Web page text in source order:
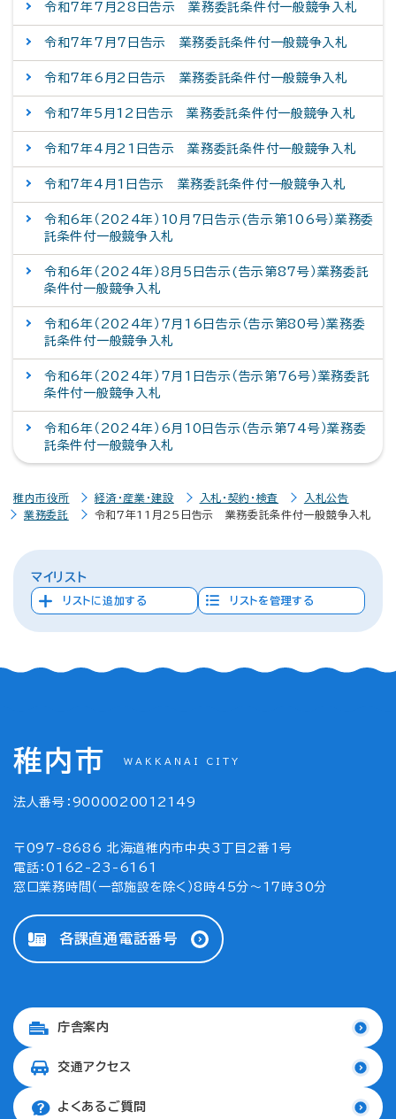
令和7年7月28日告示 業務委託条件付一般競争入札
令和7年7月7日告示 業務委託条件付一般競争入札
令和7年6月2日告示 業務委託条件付一般競争入札
令和7年5月12日告示 業務委託条件付一般競争入札
令和7年4月21日告示 業務委託条件付一般競争入札
令和7年4月1日告示 業務委託条件付一般競争入札
令和6年（2024年）10月7日告示(告示第106号）業務委
託条件付一般競争入札
令和6年（2024年）8月5日告示(告示第87号）業務委託
条件付一般競争入札
令和6年（2024年）7月16日告示（告示第80号）業務委
託条件付一般競争入札
令和6年（2024年）7月1日告示（告示第76号）業務委託
条件付一般競争入札
令和6年（2024年）6月10日告示（告示第74号）業務委
託条件付一般競争入札
稚内市役所 経済・産業・建設 入札・契約・検査
入札公告
業務委託
令和7年11月25日告示 業務委託条件付一般競争入札
マイリスト
リストに追加する リストを管理する
稚内市 WAKKANAI CITY
法人番号：9000020012149
〒097-8686 北海道稚内市中央3丁目2番1号
電話：0162-23-6161
窓口業務時間（一部施設を除く）8時45分～17時30分
各課直通電話番号
庁舎案内
交通アクセス
よくあるご質問